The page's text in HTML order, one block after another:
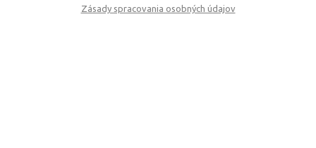
Zásady spracovania osobných údajov